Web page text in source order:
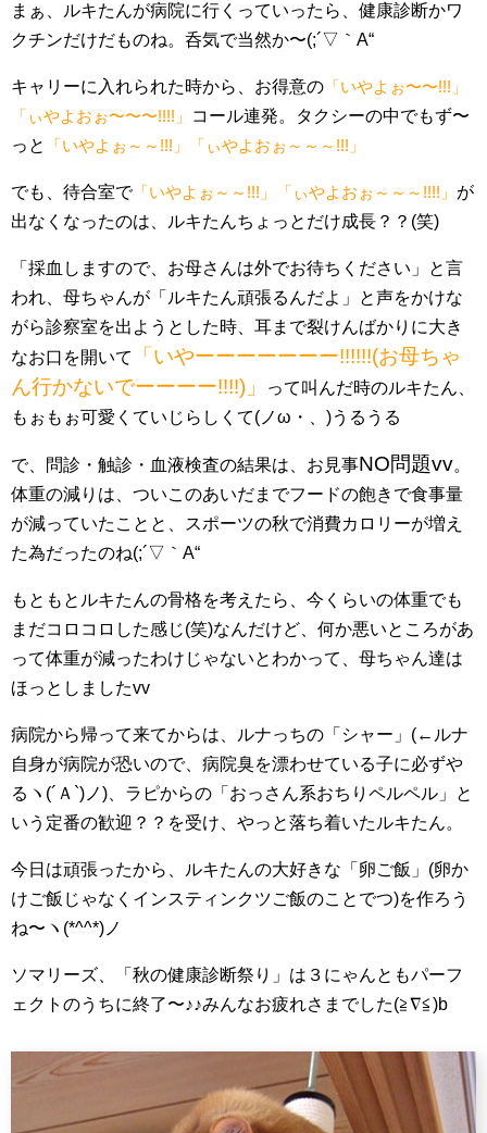
まぁ、ルキたんが病院に行くっていったら、健康診断かワ
クチンだけだものね。呑気で当然か〜(;´▽｀A“
キャリーに入れられた時から、お得意の 「いやよぉ〜〜!!!」
「ぃやよおぉ〜〜〜!!!!」
コール連発。タクシーの中でもず〜
っと
「いやよぉ～～!!!」「ぃやよおぉ～～～!!!」
でも、待合室で「いやよぉ～～!!!」「ぃやよおぉ～～～!!!!」 が
出なくなったのは、ルキたんちょっとだけ成長？？(笑)
「採血しますので、お母さんは外でお待ちください」と言
われ、母ちゃんが「ルキたん頑張るんだよ」と声をかけな
がら診察室を出ようとした時、耳まで裂けんばかりに大き
なお口を開いて
「いやーーーーーーー!!!!!!(お母ちゃ
ん行かないでーーーー!!!!)」
って叫んだ時のルキたん、
もぉもぉ可愛くていじらしくて(ノω・、)うるうる
で、問診・触診・血液検査の結果は、お見事NO問題vv。
体重の減りは、ついこのあいだまでフードの飽きで食事量
が減っていたことと、スポーツの秋で消費カロリーが増え
た為だったのね(;´▽｀A“
もともとルキたんの骨格を考えたら、今くらいの体重でも
まだコロコロした感じ(笑)なんだけど、何か悪いところがあ
って体重が減ったわけじゃないとわかって、母ちゃん達は
ほっとしましたvv
病院から帰って来てからは、ルナっちの「シャー」(←ルナ
自身が病院が恐いので、病院臭を漂わせている子に必ずや
るヽ(´Ａ`)ノ)、ラピからの「おっさん系おちりペルペル」と
いう定番の歓迎？？を受け、やっと落ち着いたルキたん。
今日は頑張ったから、ルキたんの大好きな「卵ご飯」(卵か
けご飯じゃなくインスティンクツご飯のことでつ)を作ろう
ね〜ヽ(*^^*)ノ
ソマリーズ、「秋の健康診断祭り」は３にゃんともパーフ
ェクトのうちに終了〜♪♪みんなお疲れさまでした(≧∇≦)b